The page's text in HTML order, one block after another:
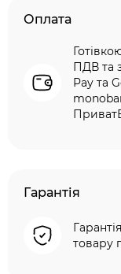
Оплата
ПДВ та
Pay та
Гарантія
товару